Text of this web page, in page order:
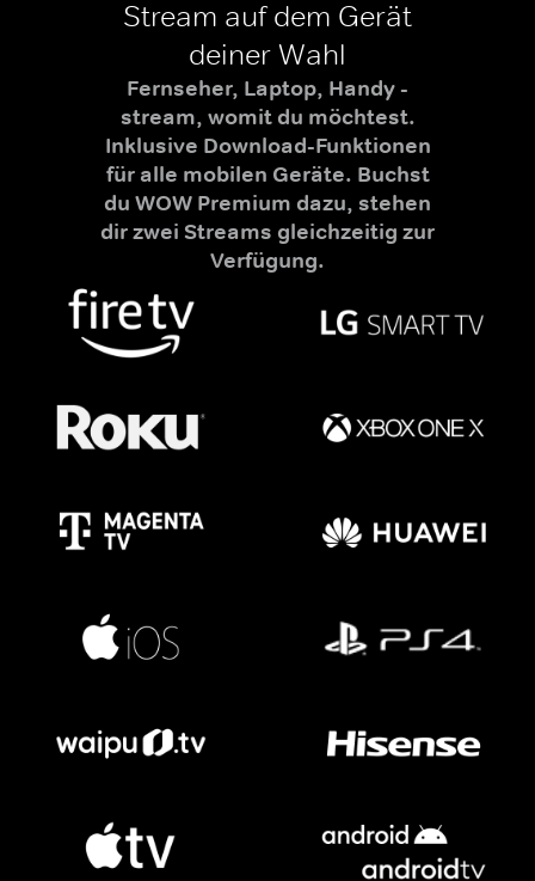
Stream auf dem Gerät
deiner Wahl
Fernseher, Laptop, Handy -
stream, womit du möchtest.
Inklusive Download-Funktionen
für alle mobilen Geräte. Buchst
du WOW Premium dazu, stehen
dir zwei Streams gleichzeitig zur
Verfügung.